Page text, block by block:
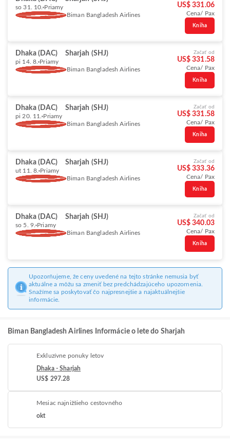
so 31. 10. Priamy
Biman Bangladesh Airlines
US$ 331.06
Cena/ Pax
Kniha
Dhaka (DAC) Sharjah (SHJ)
pi 14. 8. Priamy
Biman Bangladesh Airlines
Začať od
US$ 331.58
Cena/ Pax
Kniha
Dhaka (DAC) Sharjah (SHJ)
pi 20. 11. Priamy
Biman Bangladesh Airlines
Začať od
US$ 331.58
Cena/ Pax
Kniha
Dhaka (DAC) Sharjah (SHJ)
ut 11. 8. Priamy
Biman Bangladesh Airlines
Začať od
US$ 333.36
Cena/ Pax
Kniha
Dhaka (DAC) Sharjah (SHJ)
so 5. 9. Priamy
Biman Bangladesh Airlines
Začať od
US$ 340.03
Cena/ Pax
Kniha
Upozorňujeme, že ceny uvedené na tejto stránke nemusia byť
aktuálne a môžu sa zmeniť bez predchádzajúceho upozornenia.
Snažíme sa poskytovať čo najpresnejšie a najaktuálnejšie
informácie.
Biman Bangladesh Airlines Informácie o lete do Sharjah
Exkluzívne ponuky letov
Dhaka - Sharjah
US$ 297.28
Mesiac najnižšieho cestovného
okt